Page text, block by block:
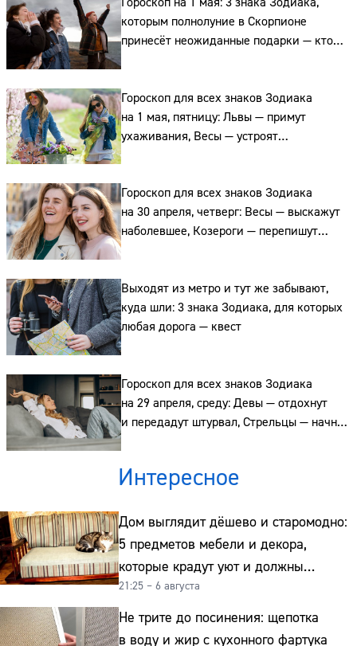
которым полнолуние в Скорпионе
принесёт неожиданные подарки — кто
Гороскоп для всех знаков Зодиака
на 1 мая, пятницу: Львы — примут
ухаживания, Весы — устроят
романтический ужин, а Водолеи —
Гороскоп для всех знаков Зодиака
на 30 апреля, четверг: Весы — выскажут
наболевшее, Козероги — перепишут
планы, а Рыбы — смоют тревогу водой
Выходят из метро и тут же забывают,
куда шли: 3 знака Зодиака, для которых
любая дорога — квест
Гороскоп для всех знаков Зодиака
на 29 апреля, среду: Девы — отдохнут
и передадут штурвал, Стрельцы — начнут
действовать, а Рыбы — выскажут негатив
Интересное
Дом выглядит дёшево и старомодно:
5 предметов мебели и декора,
которые крадут уют и должны
отправиться на свалку прямо сейчас
21:25 – 6 августа
Не трите до посинения: щепотка
в воду и жир с кухонного фартука
Телефон: